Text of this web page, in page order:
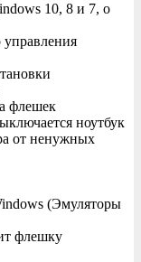
10, 8 и 7, о
флешек
ноутбук
от ненужных
(Эмуляторы
флешку